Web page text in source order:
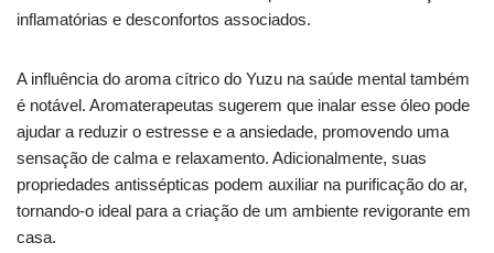
inflamatórias e desconfortos associados.
A influência do aroma cítrico do Yuzu na saúde mental também
é notável. Aromaterapeutas sugerem que inalar esse óleo pode
ajudar a reduzir o estresse e a ansiedade, promovendo uma
sensação de calma e relaxamento. Adicionalmente, suas
propriedades antissépticas podem auxiliar na purificação do ar,
tornando-o ideal para a criação de um ambiente revigorante em
casa.